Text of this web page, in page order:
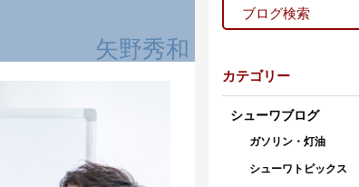
矢野秀和
カテゴリー
シューワブログ
ガソリン・灯油
シューワトピックス